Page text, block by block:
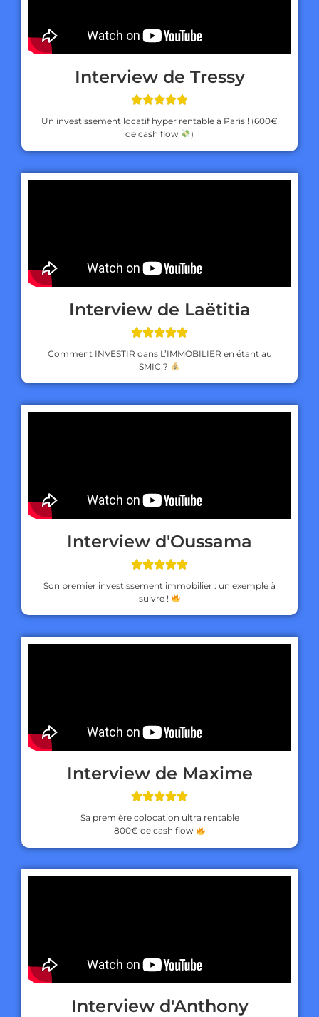
Interview de Tressy

Un investissement locatif hyper rentable à Paris ! (600€
de cash flow
)
Interview de Laëtitia

Comment INVESTIR dans L’IMMOBILIER en étant au
SMIC ?
Interview d'Oussama

Son premier investissement immobilier : un exemple à
suivre !
Interview de Maxime

Sa première colocation ultra rentable
800€ de cash flow
Interview d'Anthony